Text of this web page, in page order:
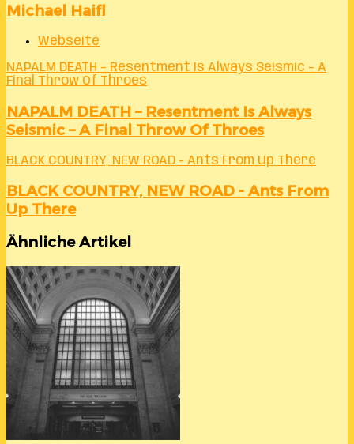
Michael Haifl
Webseite
NAPALM DEATH – Resentment Is Always Seismic – A
Final Throw Of Throes
NAPALM DEATH – Resentment Is Always
Seismic – A Final Throw Of Throes
BLACK COUNTRY, NEW ROAD - Ants From Up There
BLACK COUNTRY, NEW ROAD - Ants From
Up There
Ähnliche Artikel